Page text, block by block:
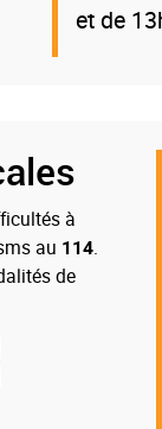
et de
à
au 114.
de